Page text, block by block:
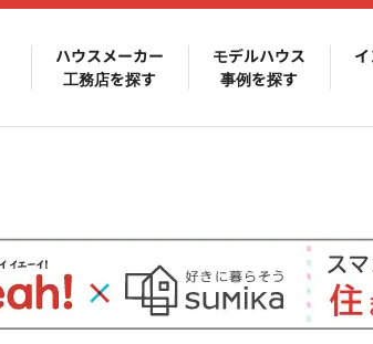
ハウスメーカー
工務店を探す
モデルハウス
事例を探す